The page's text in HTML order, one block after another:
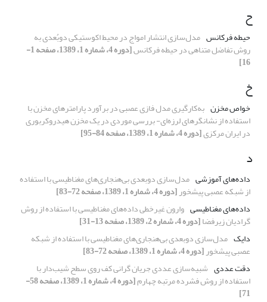
ح
حیطه فرکانس مدل‌سازی انتشار امواج در محیط اکوستیکی دوبُعدی به
روش تفاضل متناهی در حیطه فرکانس [دوره 4، شماره 1، 1389، صفحه 1-
16]
خ
خواص مخزن به‌کارگیری مدل فازی عصبی در برآورد پارامترهای مخزن با
استفاده از نشانگرهای لرزه‌ای- بررسی موردی در یک مخزن هیدروکربوری
در ایران مرکزی[دوره 4، شماره 1، 1389، صفحه 84-95]
د
داده‌های آموزشی مدل‌سازی دوبعدی بی‌هنجاری‌های مغناطیسی با استفاده
از شبکه عصبی پیشخور[دوره 4، شماره 1، 1389، صفحه 72-83]
داده‌های مغناطیسی وارون غیرخطی داده‌های مغناطیسی با استفاده از روش
گرادیان زیرفضا[دوره 4، شماره 2، 1389، صفحه 13-31]
دایک مدل‌سازی دوبعدی بی‌هنجاری‌های مغناطیسی با استفاده از شبکه
عصبی پیشخور[دوره 4، شماره 1، 1389، صفحه 72-83]
دقت عددی شبیه‌سازی عددی جریان گرانی کف روی سطح شیب‌دار با
استفاده از روش فشرده مرتبه چهارم [دوره 4، شماره 1، 1389، صفحه 58-
71]